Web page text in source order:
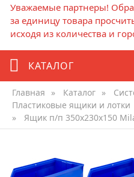
Уважаемые партнеры!
за единицу товара
исходя из количества и
КАТАЛОГ
Главная » Каталог »
Пластиковые ящики и лотки
»
Ящик п/п 350х230х150